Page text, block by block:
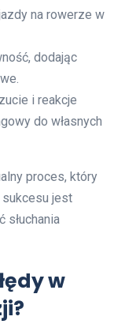
na rowerze w
dodając
i reakcje
do własnych
proces, który
jest
słuchania
w